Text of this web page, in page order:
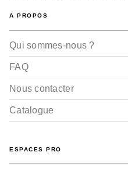
A PROPOS
Qui sommes-nous ?
FAQ
Nous contacter
Catalogue
ESPACES PRO